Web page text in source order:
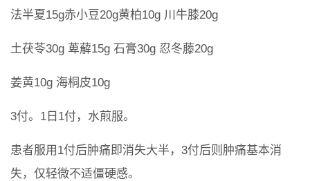
法半夏15g赤小豆20g黄柏10g 川牛膝20g
土茯苓30g 萆薢15g 石膏30g 忍冬藤20g
姜黄10g 海桐皮10g
3付。1日1付，水煎服。
患者服用1付后肿痛即消失大半，3付后则肿痛基本消
失，仅轻微不适僵硬感。